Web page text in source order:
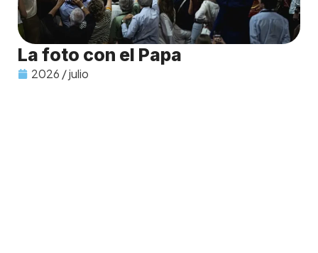
La foto con el Papa
2026 / julio